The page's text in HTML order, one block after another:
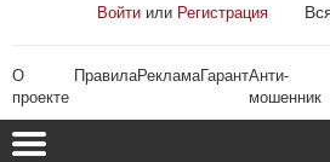
Войти или Регистрация
О
проекте
ПравилаРекламаГарантАнти-
мошенник